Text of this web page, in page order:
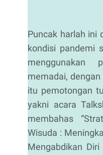
Puncak harlah ini
kondisi pandemi
menggunakan
memadai,
itu pemotongan
yakni acara
membahas
Wisuda :
Mengabdikan